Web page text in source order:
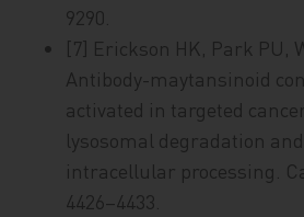
9290.
[7] Erickson HK, Park PU,
Antibody-maytansinoid
activated in targeted
lysosomal degradation
intracellular processing.
4426–4433.